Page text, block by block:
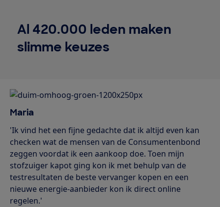
Al 420.000 leden maken
slimme keuzes
Maria
'Ik vind het een fijne gedachte dat ik altijd even kan
checken wat de mensen van de Consumentenbond
zeggen voordat ik een aankoop doe. Toen mijn
stofzuiger kapot ging kon ik met behulp van de
testresultaten de beste vervanger kopen en een
nieuwe energie-aanbieder kon ik direct online
regelen.'